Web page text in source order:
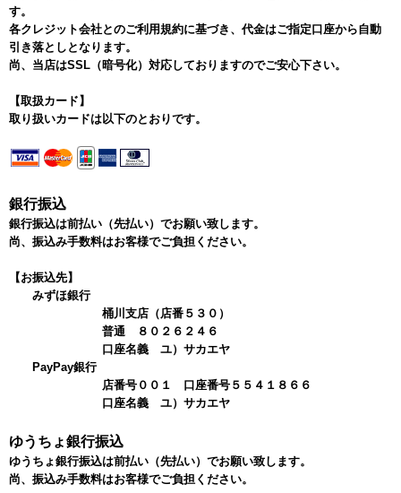
す。
各クレジット会社とのご利用規約に基づき、代金はご指定口座から自動
引き落としとなります。
尚、当店はSSL（暗号化）対応しておりますのでご安心下さい。
【取扱カード】
取り扱いカードは以下のとおりです。
銀行振込
銀行振込は前払い（先払い）でお願い致します。
尚、振込み手数料はお客様でご負担ください。
【お振込先】
みずほ銀行
桶川支店（店番５３０）
普通 ８０２６２４６
口座名義 ユ）サカエヤ
PayPay銀行
店番号００１ 口座番号５５４１８６６
口座名義 ユ）サカエヤ
ゆうちょ銀行振込
ゆうちょ銀行振込は前払い（先払い）でお願い致します。
尚、振込み手数料はお客様でご負担ください。